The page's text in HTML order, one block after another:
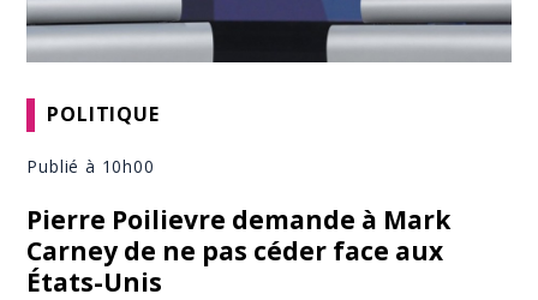
POLITIQUE
Publié à 10h00
Pierre Poilievre demande à Mark
Carney de ne pas céder face aux
États-Unis